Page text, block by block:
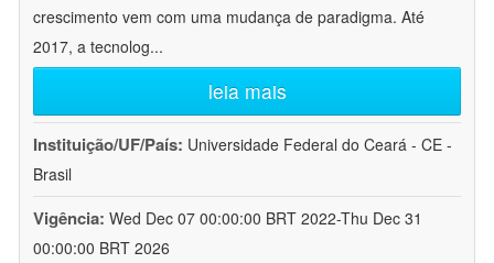
crescimento vem com uma mudança de paradigma. Até
2017, a tecnolog...
leia mais
Instituição/UF/País: Universidade Federal do Ceará - CE -
Brasil
Vigência: Wed Dec 07 00:00:00 BRT 2022-Thu Dec 31
00:00:00 BRT 2026